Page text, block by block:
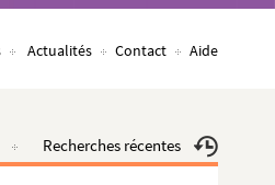
Actualités Contact Aide
Recherches récentes